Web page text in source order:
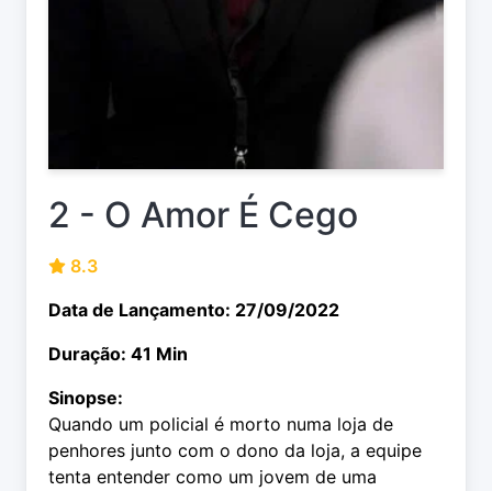
2 - O Amor É Cego
8.3
Data de Lançamento: 27/09/2022
Duração: 41 Min
Sinopse:
Quando um policial é morto numa loja de
penhores junto com o dono da loja, a equipe
tenta entender como um jovem de uma